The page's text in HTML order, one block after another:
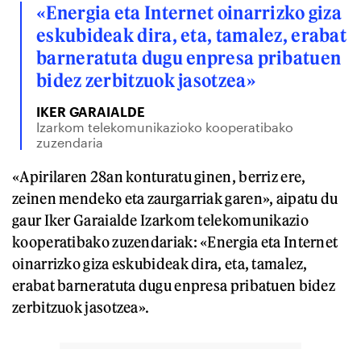
«Energia eta Internet oinarrizko giza
eskubideak dira, eta, tamalez, erabat
barneratuta dugu enpresa pribatuen
bidez zerbitzuok jasotzea»
IKER GARAIALDE
Izarkom telekomunikazioko kooperatibako
zuzendaria
«Apirilaren 28an konturatu ginen, berriz ere,
zeinen mendeko eta zaurgarriak garen», aipatu du
gaur Iker Garaialde Izarkom telekomunikazio
kooperatibako zuzendariak: «Energia eta Internet
oinarrizko giza eskubideak dira, eta, tamalez,
erabat barneratuta dugu enpresa pribatuen bidez
zerbitzuok jasotzea».